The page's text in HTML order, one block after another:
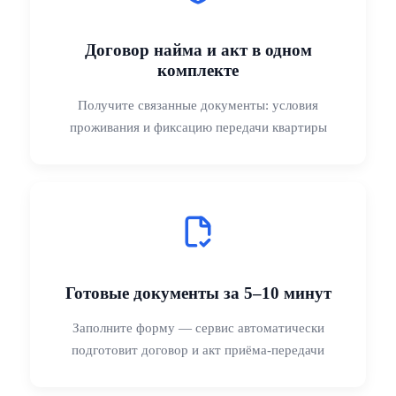
паспортные данные наймодателя и нанимателя;
срок найма (часто 11 месяцев);
кто оплачивает коммунальные услуги и интернет;
условия досрочного расторжения и ответственность
Чем подробнее оформлены оба документа, тем меньше
риск споров при заселении, продлении срока или
возврате квартиры.
Договор найма и акт в одном
комплекте
Получите связанные документы: условия
проживания и фиксацию передачи квартиры
Готовые документы за 5–10 минут
Заполните форму — сервис автоматически
подготовит договор и акт приёма-передачи